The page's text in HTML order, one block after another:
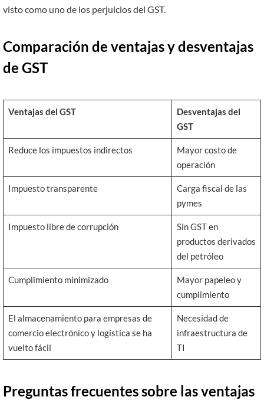
visto como uno de los perjuicios del GST.
Comparación de ventajas y desventajas
de GST
Ventajas del GST
Desventajas del
GST
Reduce los impuestos indirectos
Mayor costo de
operación
Impuesto transparente
Carga fiscal de las
pymes
Impuesto libre de corrupción
Sin GST en
productos derivados
del petróleo
Cumplimiento minimizado
Mayor papeleo y
cumplimiento
El almacenamiento para empresas de
comercio electrónico y logística se ha
vuelto fácil
Necesidad de
infraestructura de
TI
Preguntas frecuentes sobre las ventajas